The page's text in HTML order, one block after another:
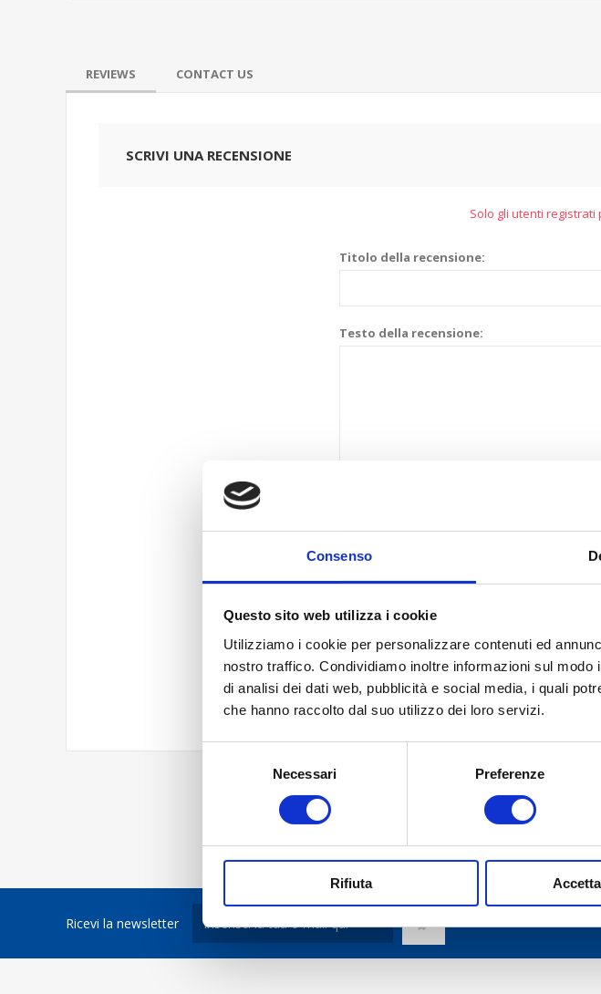
Consenso
Questo sito web utilizza i cookie
Utilizziamo i cookie per personalizzare contenuti ed
nostro traffico. Condividiamo inoltre informazioni sul
di analisi dei dati web, pubblicità e social media, i quali
che hanno raccolto dal suo utilizzo dei loro servizi.
Necessari Preferenze
Rifiuta
REVIEWS CONTACT US
SCRIVI UNA RECENSIONE
Solo gli utenti
Titolo della recensione:
Testo della recensione:
Pessimo
INVIA
Ricevi la newsletter